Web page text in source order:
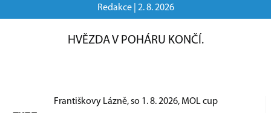
Redakce | 2. 8. 2026
HVĚZDA V POHÁRU KONČÍ.
Františkovy Lázně, so 1. 8. 2026, MOL cup